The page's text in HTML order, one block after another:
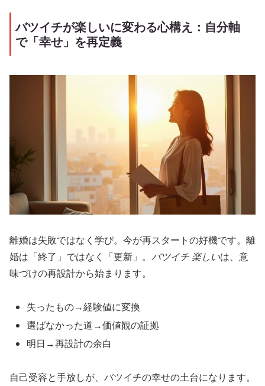
バツイチが楽しいに変わる心構え：自分軸
で「幸せ」を再定義
離婚は失敗ではなく学び。今が再スタートの好機です。離
婚は「終了」ではなく「更新」。 バツイチ 楽しいは、意
味づけの再設計から始まります。
失ったもの→経験値に変換
選ばなかった道→価値観の証拠
明日→再設計の余白
自己受容と手放しが、バツイチの幸せの土台になります。